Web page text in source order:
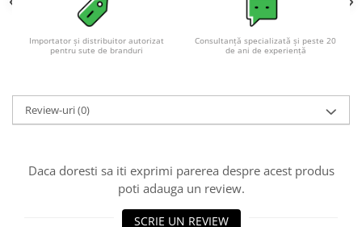
Turbine eoliene pentru casă
Acumulatori VRLA AGM/GEL /
Tractiune / LiFePo4
Baterii si acumulatori AGM VRLA
de 6-12 V
GEL
Importator și distribuitor autorizat
pentru sute de branduri
Consultanță specializată și peste 20
de ani de experiență
Review-uri(0)
Daca doresti sa iti exprimi parerea despre acest produs
poti adauga un review.
SCRIE UN REVIEW